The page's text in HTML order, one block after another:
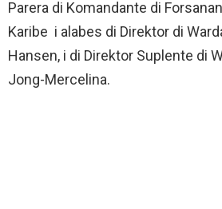
Parera di Komandante di
Karibe i alabes di Direktor di
Hansen, i di Direktor Suplente di
Jong-Mercelina.